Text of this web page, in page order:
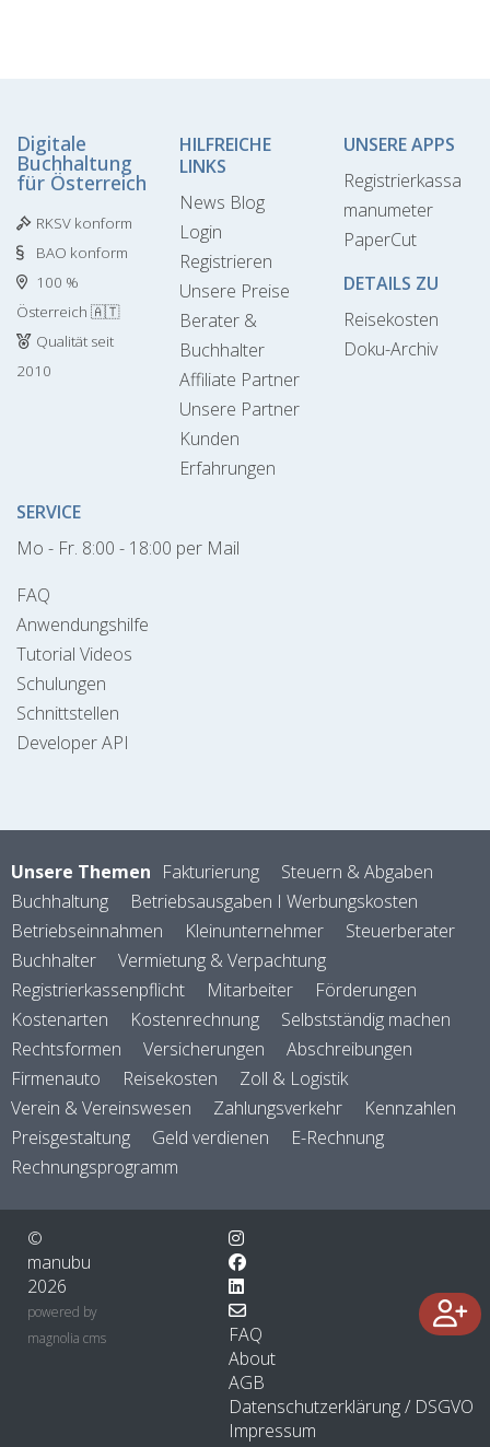
Digitale
Buchhaltung
für Österreich
RKSV konform
BAO konform
100 %
Österreich 🇦🇹
Qualität seit
2010
HILFREICHE
LINKS
News Blog
Login
Registrieren
Unsere Preise
Berater &
Buchhalter
Affiliate Partner
Unsere Partner
Kunden
Erfahrungen
UNSERE APPS
Registrierkassa
manumeter
PaperCut
DETAILS ZU
Reisekosten
Doku-Archiv
SERVICE
Mo - Fr. 8:00 - 18:00 per Mail
FAQ
Anwendungshilfe
Tutorial Videos
Schulungen
Schnittstellen
Developer API
Unsere Themen Fakturierung
Steuern & Abgaben
Buchhaltung
Betriebsausgaben I Werbungskosten
Betriebseinnahmen
Kleinunternehmer
Steuerberater
Buchhalter
Vermietung & Verpachtung
Registrierkassenpflicht
Mitarbeiter
Förderungen
Kostenarten
Kostenrechnung
Selbstständig machen
Rechtsformen
Versicherungen
Abschreibungen
Firmenauto
Reisekosten
Zoll & Logistik
Verein & Vereinswesen
Zahlungsverkehr
Kennzahlen
Preisgestaltung
Geld verdienen
E-Rechnung
Rechnungsprogramm
©
manubu
2026
powered by
magnolia cms
FAQ
About
AGB
Datenschutzerklärung / DSGVO
Impressum